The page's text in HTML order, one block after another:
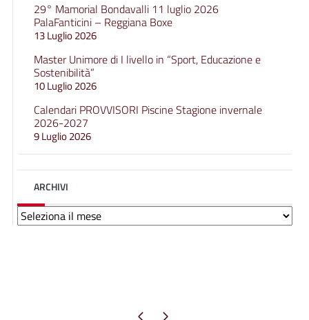
29° Mamorial Bondavalli 11 luglio 2026
PalaFanticini – Reggiana Boxe
13 Luglio 2026
Master Unimore di I livello in “Sport, Educazione e
Sostenibilità”
10 Luglio 2026
Calendari PROVVISORI Piscine Stagione invernale
2026-2027
9 Luglio 2026
ARCHIVI
Archivi
Pagina precedente
Pagina successiva